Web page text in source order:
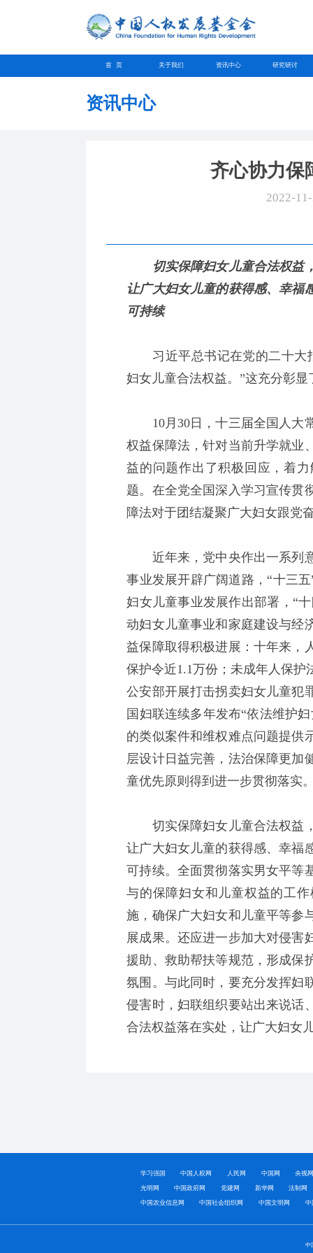
首 页 关于我们 资讯中心 研究研讨
资讯中心
齐心协力保
2022-
切实保障妇女儿童合法权益，
让广大妇女儿童的获得感、幸福
可持续
习近平总书记在党的二十大
妇女儿童合法权益。”这充分彰
10月30日，十三届全国人大
权益保障法，针对当前升学就业
益的问题作出了积极回应，着
题。在全党全国深入学习宣传贯
障法对于团结凝聚广大妇女跟党
近年来，党中央作出一系列意
事业发展开辟广阔道路，“十三
妇女儿童事业发展作出部署，“
动妇女儿童事业和家庭建设与经
益保障取得积极进展：十年来，
保护令近1.1万份；未成年人保
公安部开展打击拐卖妇女儿童犯
国妇联连续多年发布“依法维护
的类似案件和维权难点问题提
层设计日益完善，法治保障更加
童优先原则得到进一步贯彻落实
切实保障妇女儿童合法权益，
让广大妇女儿童的获得感、幸福
可持续。全面贯彻落实男女平等
与的保障妇女和儿童权益的工
施，确保广大妇女和儿童平等参
展成果。还应进一步加大对侵害
援助、救助帮扶等规范，形成保
氛围。与此同时，要充分发挥妇
侵害时，妇联组织要站出来说话
合法权益落在实处，让广大妇女
学习强国 中国人权网 人民网 中国网 央视
光明网 中国政府网 党建网 新华网 法制网
中国农业信息网 中国社会组织网 中国文明网 中
中